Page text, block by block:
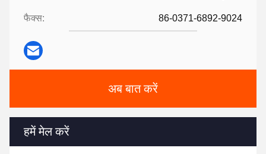
फैक्स: 86-0371-6892-9024
अब बात करें
हमें मेल करें